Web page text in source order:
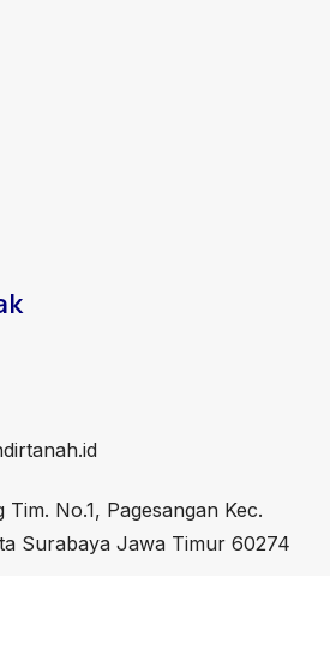
No.1, Pagesangan Kec.
Surabaya Jawa Timur 60274